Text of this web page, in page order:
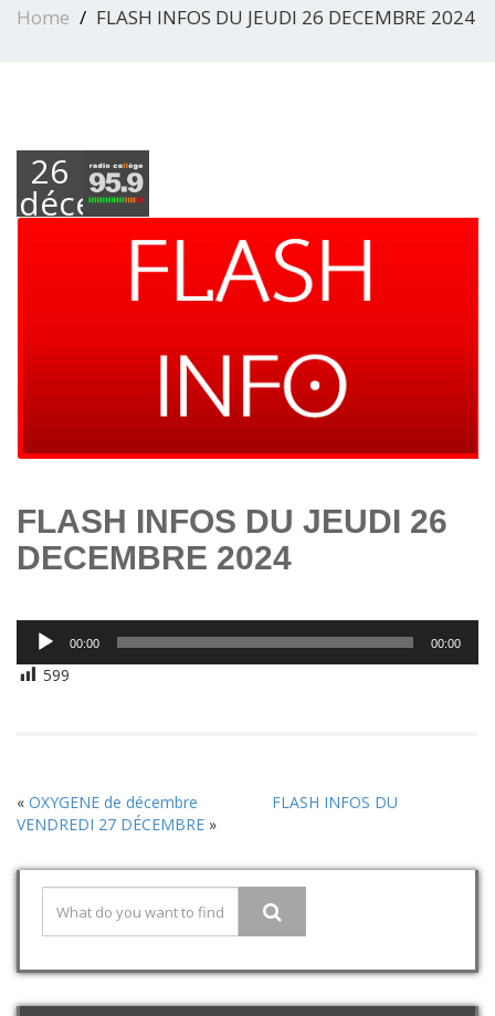
Home FLASH INFOS DU JEUDI 26 DECEMBRE 2024
26
décembre
FLASH INFOS DU JEUDI 26
DECEMBRE 2024
Lecteur
audio
00:00 00:00
599
« OXYGENE de décembre
FLASH INFOS DU
VENDREDI 27 DÉCEMBRE »